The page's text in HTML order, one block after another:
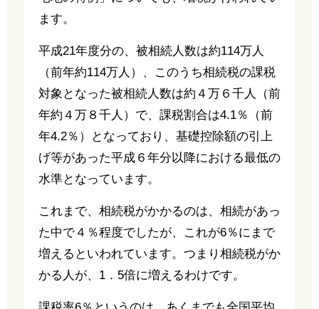
ます。
平成21年度分の、被相続人数は約114万人
（前年約114万人）、このうち相続税の課税
対象となった被相続人数は約４万６千人（前
年約４万８千人）で、課税割合は4.1％（前
年4.2％）となっており、基礎控除額の引上
げ等があった平成６年分以降における最低の
水準となっています。
これまで、相続税がかかるのは、相続があっ
た中で４％程度でしたが、これが6％にまで
増えるといわれています。つまり相続税がか
かる人が、1．5倍に増えるわけです。